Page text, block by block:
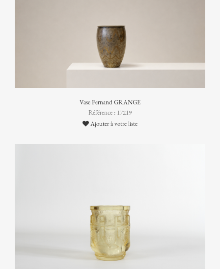
Vase Fernand GRANGE
Référence : 17219
Ajouter à votre liste